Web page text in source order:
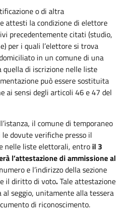
o di altra
attesti la condizione di elettore
precedentemente citati (studio,
per i quali l’elettore si trova
in un comune di una
quella di iscrizione nelle liste
può essere sostituita
ai sensi degli articoli 46 e 47 del
il comune di temporaneo
dovute verifiche presso il
nelle liste elettorali, entro il 3
l’attestazione di ammissione al
e l’indirizzo della sezione
il diritto di voto.Tale attestazione
al seggio, unitamente alla tessera
di riconoscimento.